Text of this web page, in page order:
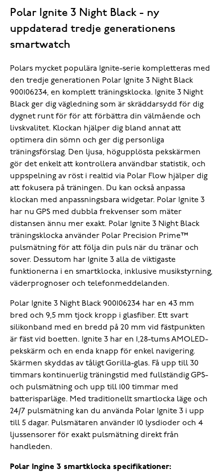
Polar Ignite 3 Night Black - ny
uppdaterad tredje generationens
smartwatch
Polars mycket populära Ignite-serie kompletteras med
den tredje generationen Polar Ignite 3 Night Black
900106234, en komplett träningsklocka. Ignite 3 Night
Black ger dig vägledning som är skräddarsydd för dig
dygnet runt för för att förbättra din välmående och
livskvalitet. Klockan hjälper dig bland annat att
optimera din sömn och ger dig personliga
träningsförslag. Den ljusa, högupplösta pekskärmen
gör det enkelt att kontrollera användbar statistik, och
uppspelning av röst i realtid via Polar Flow hjälper dig
att fokusera på träningen. Du kan också anpassa
klockan med anpassningsbara widgetar. Polar Ignite 3
har nu GPS med dubbla frekvenser som mäter
distansen ännu mer exakt. Polar Ignite 3 Night Black
träningsklocka använder Polar Precision Prime™
pulsmätning för att följa din puls när du tränar och
sover. Dessutom har Ignite 3 alla de viktigaste
funktionerna i en smartklocka, inklusive musikstyrning,
väderprognoser och telefonmeddelanden.
Polar Ignite 3 Night Black 900106234 har en 43 mm
bred och 9,5 mm tjock kropp i glasfiber. Ett svart
silikonband med en bredd på 20 mm vid fästpunkten
är fäst vid boetten. Ignite 3 har en 1,28-tums AMOLED-
pekskärm och en enda knapp för enkel navigering.
Skärmen skyddas av tåligt Gorilla-glas. Få upp till 30
timmars kontinuerlig träningstid med fullständig GPS-
och pulsmätning och upp till 100 timmar med
batterisparläge. Med traditionellt smartlocka läge och
24/7 pulsmätning kan du använda Polar Ignite 3 i upp
till 5 dagar. Pulsmätaren använder 10 lysdioder och 4
ljussensorer för exakt pulsmätning direkt från
handleden.
Polar Ingine 3 smartklocka specifikationer: